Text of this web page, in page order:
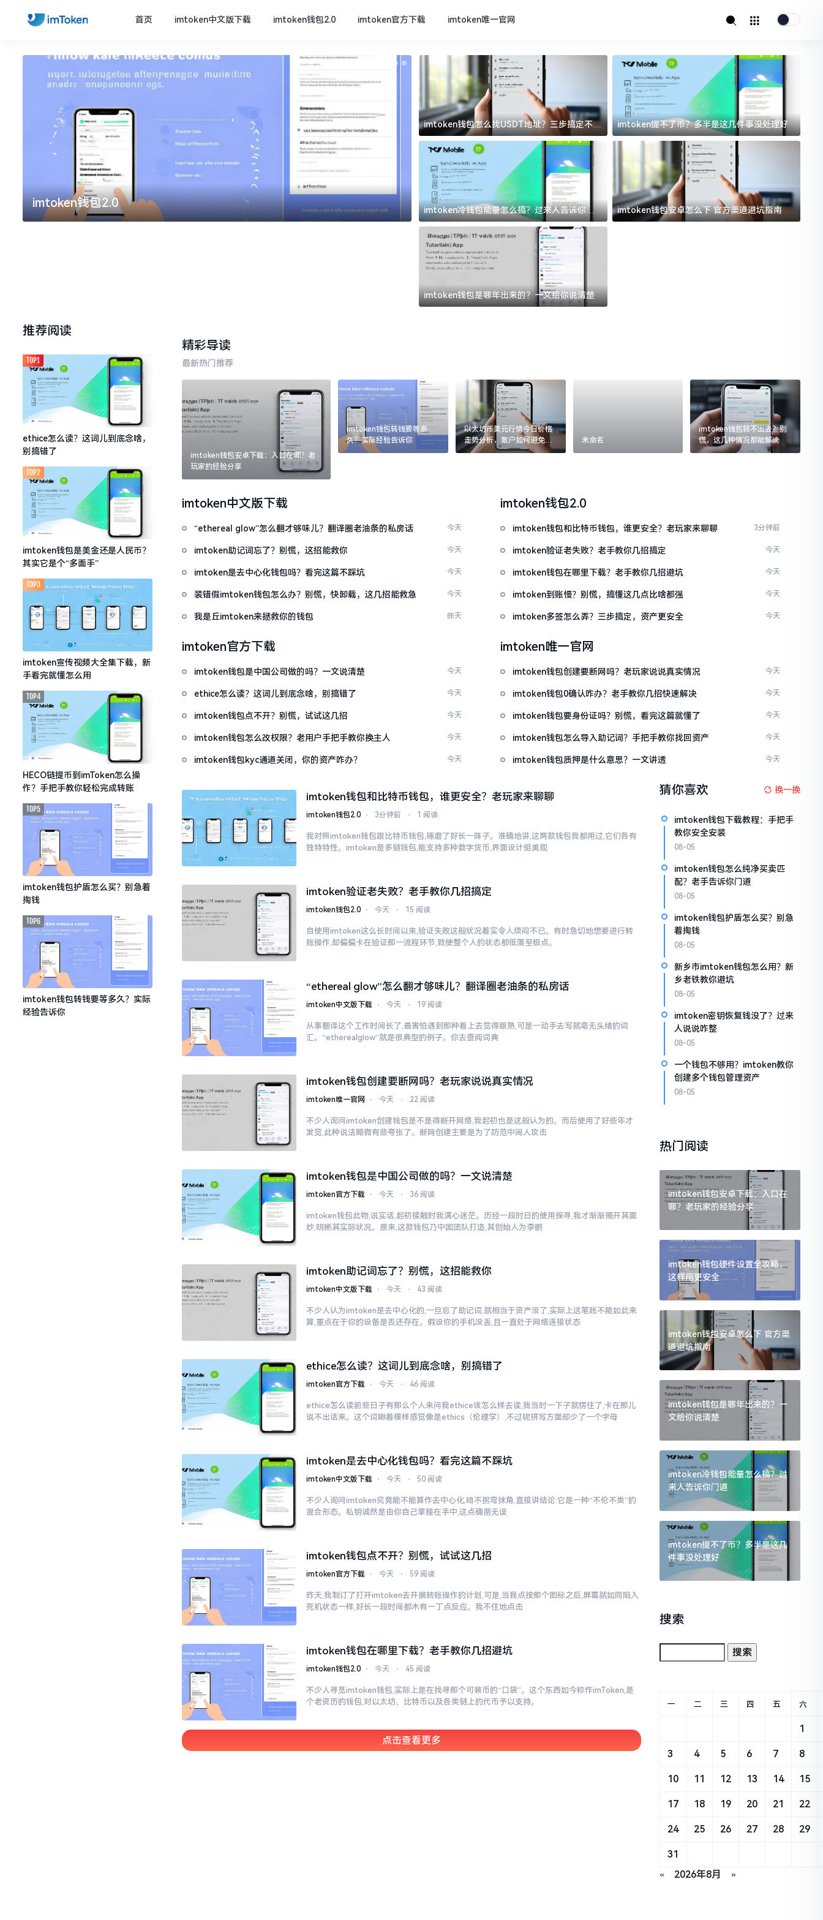
首页 imtoken中文版下载 imtoken钱包2.0 imtoken官方下载 imtoken唯一官网
imtoken钱包2.0 imtoken官方下载
imtoken钱包怎么找USDT地址？三步搞定不踩
坑
imtoken提不了币？多半是这几件事没处理好
imtoken冷钱包能量怎么搞？过来人告诉你门
道
imtoken钱包安卓怎么下 官方渠道避坑指南
imtoken钱包是哪年出来的？一文给你说清楚
推荐阅读
ethice怎么读？这词儿到底念啥，
别搞错了
TOP1
imtoken钱包是美金还是人民币？
其实它是个“多面手”
TOP2
imtoken宣传视频大全集下载，新
手看完就懂怎么用
TOP3
HECO链提币到imToken怎么操
作？手把手教你轻松完成转账
TOP4
imtoken钱包护盾怎么买？别急着
掏钱
TOP5
imtoken钱包转钱要等多久？实际
经验告诉你
TOP6
精彩导读
最新热门推荐
imtoken钱包安卓下载：入口在哪？老
玩家的经验分享
imtoken钱包转钱要等多
久？实际经验告诉你
以太坊币美元行情今日价格
走势分析，散户如何避免追
涨杀跌被套牢
未命名
imtoken钱包转不出去？别
慌，这几种情况都能解决
imtoken中文版下载
“ethereal glow”怎么翻才够味儿？翻译圈老油条的私房话 今天
imtoken助记词忘了？别慌，这招能救你 今天
imtoken是去中心化钱包吗？看完这篇不踩坑 今天
装错假imtoken钱包怎么办？别慌，快卸载，这几招能救急 今天
我是丘imtoken来拯救你的钱包 昨天
imtoken钱包2.0
imtoken钱包和比特币钱包，谁更安全？老玩家来聊聊 3分钟前
imtoken验证老失败？老手教你几招搞定 今天
imtoken钱包在哪里下载？老手教你几招避坑 今天
imtoken到账慢？别慌，搞懂这几点比啥都强 今天
imtoken多签怎么弄？三步搞定，资产更安全 今天
imtoken官方下载
imtoken钱包是中国公司做的吗？一文说清楚 今天
ethice怎么读？这词儿到底念啥，别搞错了 今天
imtoken钱包点不开？别慌，试试这几招 今天
imtoken钱包怎么改权限？老用户手把手教你换主人 今天
imtoken钱包kyc通道关闭，你的资产咋办？ 今天
imtoken唯一官网
imtoken钱包创建要断网吗？老玩家说说真实情况 今天
imtoken钱包0确认咋办？老手教你几招快速解决 今天
imtoken钱包要身份证吗？别慌，看完这篇就懂了 今天
imtoken钱包怎么导入助记词？手把手教你找回资产 今天
imtoken钱包质押是什么意思？一文讲透 今天
imtoken钱包和比特币钱包，谁更安全？老玩家来聊聊
imtoken钱包2.0 ⋅ 3分钟前 ⋅ 1 阅读
我对照imtoken钱包跟比特币钱包,琢磨了好长一阵子。准确地讲,这两款钱包我都用过,它们各有
独特特性。imtoken是多链钱包,能支持多种数字货币,界面设计挺美观
imtoken验证老失败？老手教你几招搞定
imtoken钱包2.0 ⋅ 今天 ⋅ 15 阅读
自使用imtoken这么长时间以来,验证失败这般状况着实令人烦闷不已。有时急切地想要进行转
账操作,却偏偏卡在验证那一流程环节,致使整个人的状态都低落至极点。
“ethereal glow”怎么翻才够味儿？翻译圈老油条的私房话
imtoken中文版下载 ⋅ 今天 ⋅ 19 阅读
从事翻译这个工作时间长了,最害怕遇到那种看上去觉得眼熟,可是一动手去写就毫无头绪的词
汇。“etherealglow”就是很典型的例子。你去查阅词典
imtoken钱包创建要断网吗？老玩家说说真实情况
imtoken唯一官网 ⋅ 今天 ⋅ 22 阅读
不少人询问imtoken创建钱包是不是得断开网络,我起初也是这般认为的。而后使用了好些年才
发觉,此种说法略微有些夸张了。断网创建主要是为了防范中间人攻击
imtoken钱包是中国公司做的吗？一文说清楚
imtoken官方下载 ⋅ 今天 ⋅ 36 阅读
imtoken钱包此物,说实话,起初接触时我满心迷茫。历经一段时日的使用探寻,我才渐渐揭开其面
纱,明晰其实际状况。原来,这款钱包乃中国团队打造,其创始人为李鹏
imtoken助记词忘了？别慌，这招能救你
imtoken中文版下载 ⋅ 今天 ⋅ 43 阅读
不少人认为imtoken是去中心化的,一旦忘了助记词,就相当于资产没了,实际上这笔账不能如此来
算,重点在于你的设备是否还存在。假设你的手机没丢,且一直处于网络连接状态
ethice怎么读？这词儿到底念啥，别搞错了
imtoken官方下载 ⋅ 今天 ⋅ 46 阅读
ethice怎么读前些日子有那么个人来问我ethice该怎么样去读,我当时一下子就愣住了,卡在那儿
说不出话来。这个词瞅着模样感觉像是ethics（伦理学）,不过呢拼写方面却少了一个字母
imtoken是去中心化钱包吗？看完这篇不踩坑
imtoken中文版下载 ⋅ 今天 ⋅ 50 阅读
不少人询问imtoken究竟能不能算作去中心化,咱不拐弯抹角,直接讲结论:它是一种“不伦不类”的
混合形态。私钥诚然是由你自己掌握在手中,这点确凿无误
imtoken钱包点不开？别慌，试试这几招
imtoken官方下载 ⋅ 今天 ⋅ 59 阅读
昨天,我制订了打开imtoken去开展转账操作的计划,可是,当我点按那个图标之后,屏幕就如同陷入
死机状态一样,好长一段时间都木有一丁点反应。我不住地点击
imtoken钱包在哪里下载？老手教你几招避坑
imtoken钱包2.0 ⋅ 今天 ⋅ 45 阅读
不少人寻觅imtoken钱包,实际上是在找寻那个可装币的“口袋”。这个东西如今称作imToken,是
个老资历的钱包,对以太坊、比特币以及各类链上的代币予以支持。
点击查看更多
猜你喜欢 换一换
imtoken钱包下载教程：手把手
教你安全安装
08-05
imtoken钱包怎么纯净买卖匹
配？老手告诉你门道
08-05
imtoken钱包护盾怎么买？别急
着掏钱
08-05
新乡市imtoken钱包怎么用？新
乡老铁教你避坑
08-05
imtoken密钥恢复钱没了？过来
人说说咋整
08-05
一个钱包不够用？imtoken教你
创建多个钱包管理资产
08-05
热门阅读
imtoken钱包安卓下载：入口在
哪？老玩家的经验分享
imtoken钱包硬件设置全攻略，
这样用更安全
imtoken钱包安卓怎么下 官方渠
道避坑指南
imtoken钱包是哪年出来的？一
文给你说清楚
imtoken冷钱包能量怎么搞？过
来人告诉你门道
imtoken提不了币？多半是这几
件事没处理好
搜索
« 2026年8月 »
一 二 三 四 五 六
1
3 4 5 6 7 8
10 11 12 13 14 15
17 18 19 20 21 22
24 25 26 27 28 29
31